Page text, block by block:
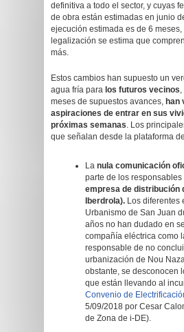
definitiva a todo el sector, y cuyas
de obra están estimadas en junio
ejecución estimada es de 6
legalización se estima que
más.
Estos cambios han supuesto un
agua fría para los futuros vecinos
meses de supuestos avances, han
aspiraciones de entrar en sus
próximas semanas. Los
que señalan desde la plataforma
La nula comunicación
parte de los responsables
empresa de distribución
Iberdrola). Los diferentes
Urbanismo de San Juan
años no han dudado en
compañía eléctrica como
responsable de no
urbanización de Nou
obstante, se desconocen
que están llevando al
Convenio de
5/09/2018 por Cesar
de Zona de i-DE).